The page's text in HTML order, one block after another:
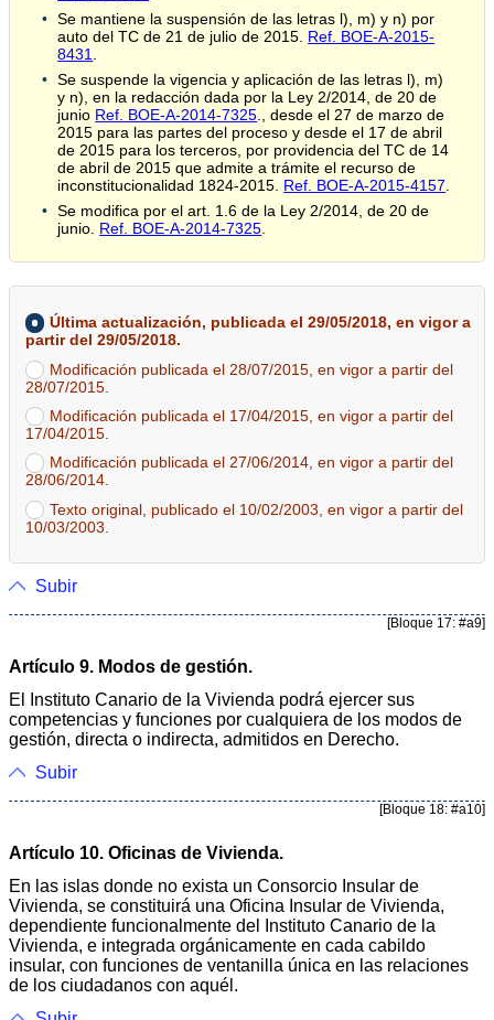
Se mantiene la suspensión de las letras l), m) y n) por
auto del TC de 21 de julio de 2015. Ref. BOE-A-2015-
8431
Se suspende la vigencia y aplicación de las letras l), m)
y n), en la redacción dada por la Ley 2/2014, de 20 de
junio Ref. BOE-A-2014-7325 ., desde el 27 de marzo de
2015 para las partes del proceso y desde el 17 de abril
de 2015 para los terceros, por providencia del TC de 14
de abril de 2015 que admite a trámite el recurso de
inconstitucionalidad 1824-2015. Ref. BOE-A-2015-4157
Se modifica por el art. 1.6 de la Ley 2/2014, de 20 de
junio. Ref. BOE-A-2014-7325.
Última actualización, publicada el 29/05/2018, en vigor a
partir del 29/05/2018.
Modificación publicada el 28/07/2015, en vigor a partir del
28/07/2015.
Modificación publicada el 17/04/2015, en vigor a partir del
17/04/2015.
Modificación publicada el 27/06/2014, en vigor a partir del
28/06/2014.
Texto original, publicado el 10/02/2003, en vigor a partir del
10/03/2003.
Subir
[Bloque 17: #a9]
Artículo 9. Modos de gestión.
El Instituto Canario de la Vivienda podrá ejercer sus
competencias y funciones por cualquiera de los modos de
gestión, directa o indirecta, admitidos en Derecho.
Subir
[Bloque 18: #a10]
Artículo 10. Oficinas de Vivienda.
En las islas donde no exista un Consorcio Insular de
Vivienda, se constituirá una Oficina Insular de Vivienda,
dependiente funcionalmente del Instituto Canario de la
Vivienda, e integrada orgánicamente en cada cabildo
insular, con funciones de ventanilla única en las relaciones
de los ciudadanos con aquél.